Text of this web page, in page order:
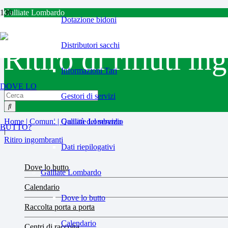
DOVE LO
BUTTO?
Dotazione bidoni
Distributori sacchi
Informazioni Tari
Gestori di servizi
Qualità del servizio
Dati riepilogativi
Galliate Lombardo
Dove lo butto
Calendario
Galliate Lombardo
Ritiro di rifiuti
Home | Comuni | Galliate Lombardo
|
Ritiro ingombranti
Dove lo butto
Calendario
Raccolta porta a porta